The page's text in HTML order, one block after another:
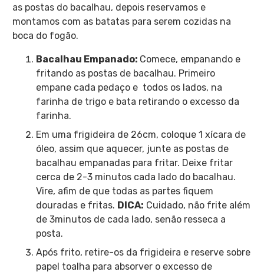
as postas do bacalhau, depois reservamos e
montamos com as batatas para serem cozidas na
boca do fogão.
Bacalhau Empanado: Comece, empanando e
fritando as postas de bacalhau. Primeiro
empane cada pedaço e todos os lados, na
farinha de trigo e bata retirando o excesso da
farinha.
Em uma frigideira de 26cm, coloque 1 xícara de
óleo, assim que aquecer, junte as postas de
bacalhau empanadas para fritar. Deixe fritar
cerca de 2-3 minutos cada lado do bacalhau.
Vire, afim de que todas as partes fiquem
douradas e fritas. DICA: Cuidado, não frite além
de 3minutos de cada lado, senão resseca a
posta.
Após frito, retire-os da frigideira e reserve sobre
papel toalha para absorver o excesso de